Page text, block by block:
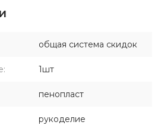
общая система скидок
1шт
пенопласт
рукоделие